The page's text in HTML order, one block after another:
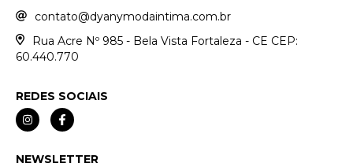
contato@dyanymodaintima.com.br
Rua Acre Nº 985 - Bela Vista Fortaleza - CE CEP:
60.440.770
REDES SOCIAIS
NEWSLETTER